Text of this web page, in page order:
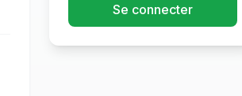
Se connecter